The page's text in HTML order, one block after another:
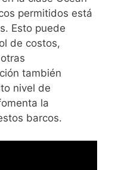
permitidos está
Esto puede
de costos,
también
nivel de
la
barcos.